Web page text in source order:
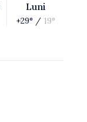
Luni
+29° / 19°